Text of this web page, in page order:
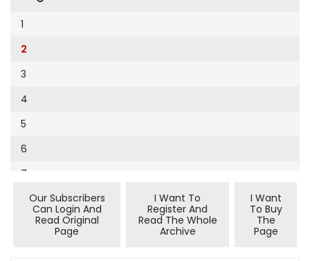
Cumhuriyet Sağlıklı Beslenme
Cumhuriyet Sokak
Cumhuriyet Spor
Cumhuriyet Strateji
Cumhuriyet Tarım
Cumhuriyet Yılbaşı
Çerçeve Eki
Dergi Eki
Ekonomi Eki
1994
9
10
11
12
13
14
15
16
1
2
3
4
5
6
7
Our Subscribers
Can Login And
Read Original
Page
I Want To
Register And
Read The Whole
Archive
I Want
To Buy
The
Page